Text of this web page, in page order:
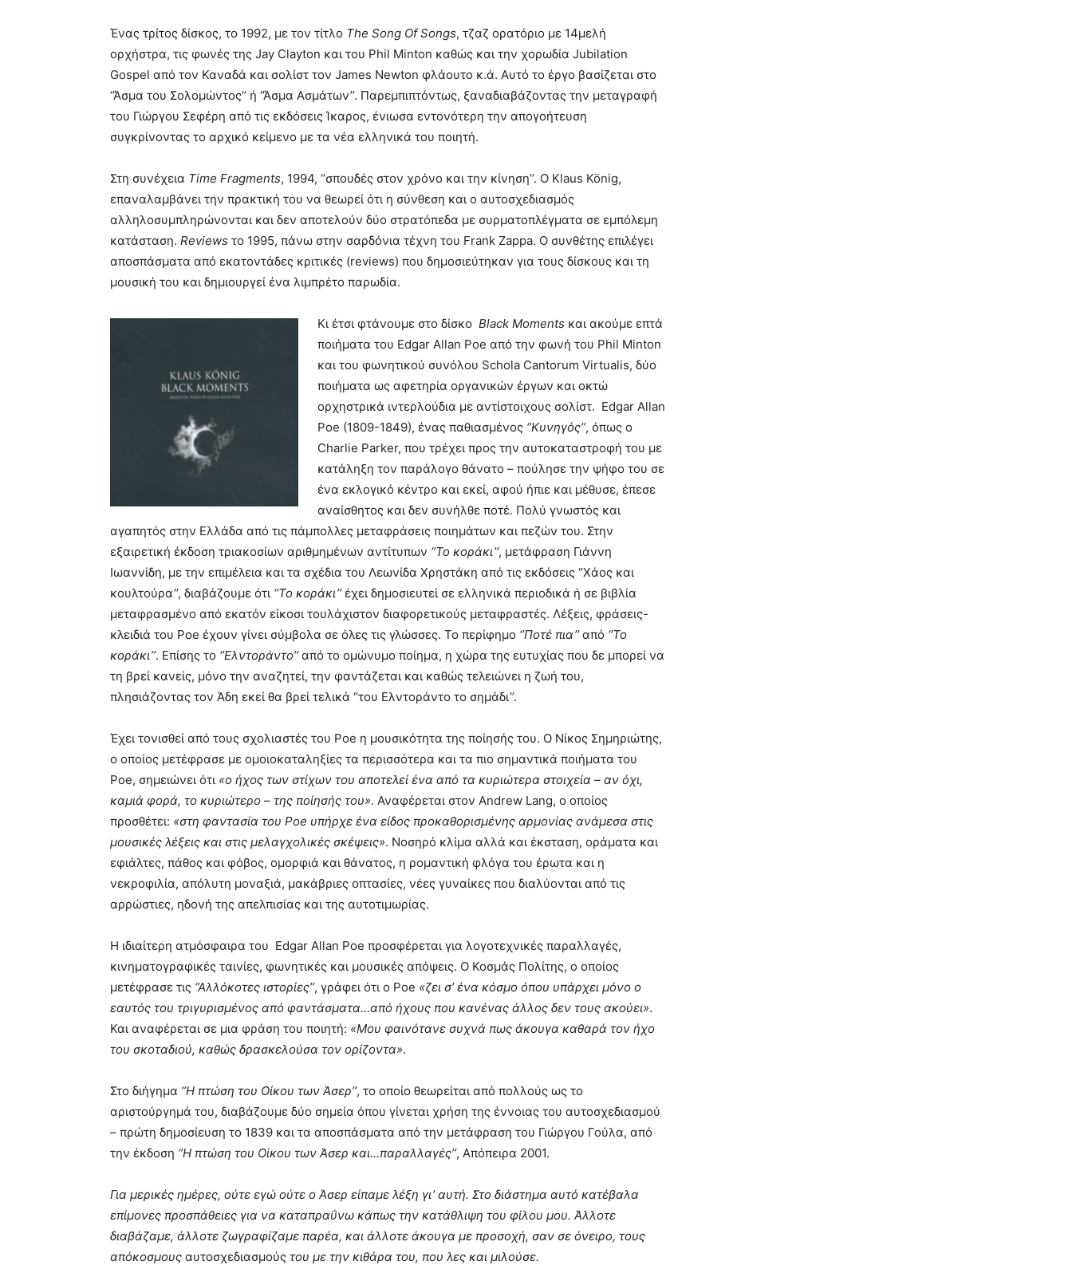
Ένας τρίτος δίσκος, το 1992, με τον τίτλο The Song Of Songs, τζαζ ορατόριο με 14μελή
ορχήστρα, τις φωνές της Jay Clayton και του Phil Minton καθώς και την χορωδία Jubilation
Gospel από τον Καναδά και σολίστ τον James Newton φλάουτο κ.ά. Αυτό το έργο βασίζεται στο
‘’Άσμα του Σολομώντος’’ ή ‘’Άσμα Ασμάτων’’. Παρεμπιπτόντως, ξαναδιαβάζοντας την μεταγραφή
του Γιώργου Σεφέρη από τις εκδόσεις Ίκαρος, ένιωσα εντονότερη την απογοήτευση
συγκρίνοντας το αρχικό κείμενο με τα νέα ελληνικά του ποιητή.
Στη συνέχεια Time Fragments, 1994, ‘’σπουδές στον χρόνο και την κίνηση’’. Ο Klaus König,
επαναλαμβάνει την πρακτική του να θεωρεί ότι η σύνθεση και ο αυτοσχεδιασμός
αλληλοσυμπληρώνονται και δεν αποτελούν δύο στρατόπεδα με συρματοπλέγματα σε εμπόλεμη
κατάσταση. Reviews το 1995, πάνω στην σαρδόνια τέχνη του Frank Zappa. Ο συνθέτης επιλέγει
αποσπάσματα από εκατοντάδες κριτικές (reviews) που δημοσιεύτηκαν για τους δίσκους και τη
μουσική του και δημιουργεί ένα λιμπρέτο παρωδία.
Κι έτσι φτάνουμε στο δίσκο Black Moments και ακούμε επτά
ποιήματα του Edgar Allan Poe από την φωνή του Phil Minton
και του φωνητικού συνόλου Schola Cantorum Virtualis, δύο
ποιήματα ως αφετηρία οργανικών έργων και οκτώ
ορχηστρικά ιντερλούδια με αντίστοιχους σολίστ. Edgar Allan
Poe (1809-1849), ένας παθιασμένος ‘’Κυνηγός’’, όπως ο
Charlie Parker, που τρέχει προς την αυτοκαταστροφή του με
κατάληξη τον παράλογο θάνατο – πούλησε την ψήφο του σε
ένα εκλογικό κέντρο και εκεί, αφού ήπιε και μέθυσε, έπεσε
αναίσθητος και δεν συνήλθε ποτέ. Πολύ γνωστός και
αγαπητός στην Ελλάδα από τις πάμπολλες μεταφράσεις ποιημάτων και πεζών του. Στην
εξαιρετική έκδοση τριακοσίων αριθμημένων αντίτυπων ‘’Το κοράκι’’, μετάφραση Γιάννη
Ιωαννίδη, με την επιμέλεια και τα σχέδια του Λεωνίδα Χρηστάκη από τις εκδόσεις ‘’Χάος και
κουλτούρα’’, διαβάζουμε ότι ‘’Το κοράκι’’έχει δημοσιευτεί σε ελληνικά περιοδικά ή σε βιβλία
μεταφρασμένο από εκατόν είκοσι τουλάχιστον διαφορετικούς μεταφραστές. Λέξεις, φράσεις-
κλειδιά του Poe έχουν γίνει σύμβολα σε όλες τις γλώσσες. Το περίφημο ‘’Ποτέ πια’’από ‘’Το
κοράκι’’. Επίσης το ‘’Ελντοράντο’’από το ομώνυμο ποίημα, η χώρα της ευτυχίας που δε μπορεί να
τη βρεί κανείς, μόνο την αναζητεί, την φαντάζεται και καθώς τελειώνει η ζωή του,
πλησιάζοντας τον Άδη εκεί θα βρεί τελικά ‘’του Ελντοράντο το σημάδι’’.
Έχει τονισθεί από τους σχολιαστές του Poe η μουσικότητα της ποίησής του. Ο Νίκος Σημηριώτης,
ο οποίος μετέφρασε με ομοιοκαταληξίες τα περισσότερα και τα πιο σημαντικά ποιήματα του
Poe, σημειώνει ότι «ο ήχος των στίχων του αποτελεί ένα από τα κυριώτερα στοιχεία – αν όχι,
καμιά φορά, το κυριώτερο – της ποίησής του». Αναφέρεται στον Andrew Lang, ο οποίος
προσθέτει: «στη φαντασία του Poe υπήρχε ένα είδος προκαθορισμένης αρμονίας ανάμεσα στις
μουσικές λέξεις και στις μελαγχολικές σκέψεις». Νοσηρό κλίμα αλλά και έκσταση, οράματα και
εφιάλτες, πάθος και φόβος, ομορφιά και θάνατος, η ρομαντική φλόγα του έρωτα και η
νεκροφιλία, απόλυτη μοναξιά, μακάβριες οπτασίες, νέες γυναίκες που διαλύονται από τις
αρρώστιες, ηδονή της απελπισίας και της αυτοτιμωρίας.
Η ιδιαίτερη ατμόσφαιρα του Edgar Allan Poe προσφέρεται για λογοτεχνικές παραλλαγές,
κινηματογραφικές ταινίες, φωνητικές και μουσικές απόψεις. Ο Κοσμάς Πολίτης, ο οποίος
μετέφρασε τις ‘’Αλλόκοτες ιστορίες’’, γράφει ότι ο Poe «ζει σ’ ένα κόσμο όπου υπάρχει μόνο ο
εαυτός του τριγυρισμένος από φαντάσματα…από ήχους που κανένας άλλος δεν τους ακούει».
Και αναφέρεται σε μια φράση του ποιητή: «Μου φαινότανε συχνά πως άκουγα καθαρά τον ήχο
του σκοταδιού, καθώς δρασκελούσα τον ορίζοντα».
Στο διήγημα ‘’Η πτώση του Οίκου των Άσερ’’, το οποίο θεωρείται από πολλούς ως το
αριστούργημά του, διαβάζουμε δύο σημεία όπου γίνεται χρήση της έννοιας του αυτοσχεδιασμού
– πρώτη δημοσίευση το 1839 και τα αποσπάσματα από την μετάφραση του Γιώργου Γούλα, από
την έκδοση ‘’Η πτώση του Οίκου των Άσερ και…παραλλαγές’’, Απόπειρα 2001.
Για μερικές ημέρες, ούτε εγώ ούτε ο Άσερ είπαμε λέξη γι’ αυτή. Στο διάστημα αυτό κατέβαλα
επίμονες προσπάθειες για να καταπραΰνω κάπως την κατάθλιψη του φίλου μου. Άλλοτε
διαβάζαμε, άλλοτε ζωγραφίζαμε παρέα, και άλλοτε άκουγα με προσοχή, σαν σε όνειρο, τους
απόκοσμους αυτοσχεδιασμούς του με την κιθάρα του, που λες και μιλούσε.